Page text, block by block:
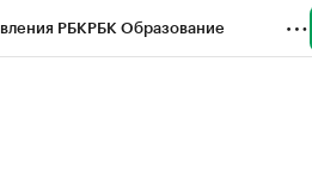
РБКРБК Образование